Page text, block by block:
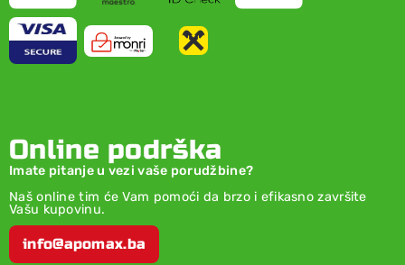
Online podrška
Imate pitanje u vezi vaše porudžbine?
Naš online tim će Vam pomoći da brzo i efikasno završite
Vašu kupovinu.
info@apomax.ba